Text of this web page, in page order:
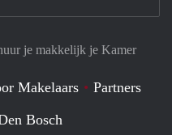
je makkelijk je Kamer
Makelaars
Partners
Bosch